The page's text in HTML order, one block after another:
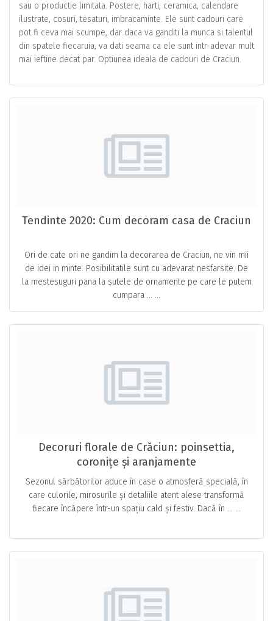
sau o productie limitata. Postere, harti, ceramica, calendare
ilustrate, cosuri, tesaturi, imbracaminte. Ele sunt cadouri care
pot fi ceva mai scumpe, dar daca va ganditi la munca si talentul
din spatele fiecaruia, va dati seama ca ele sunt intr-adevar mult
mai ieftine decat par. Optiunea ideala de cadouri de Craciun.
Tendinte 2020: Cum decoram casa de Craciun
Ori de cate ori ne gandim la decorarea de Craciun, ne vin mii
de idei in minte. Posibilitatile sunt cu adevarat nesfarsite. De
la mestesuguri pana la sutele de ornamente pe care le putem
cumpara … ...
Decoruri florale de Crăciun: poinsettia,
coronițe și aranjamente
Sezonul sărbătorilor aduce în case o atmosferă specială, în
care culorile, mirosurile și detaliile atent alese transformă
fiecare încăpere într-un spațiu cald și festiv. Dacă în … ...